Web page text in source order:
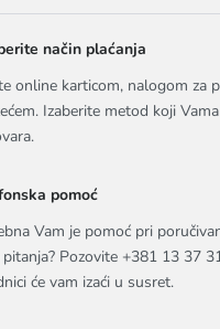
način plaćanja
online karticom, nalogom za
Izaberite metod koji
pomoć
Vam je pomoć pri
pitanja? Pozovite +381 13 37
će vam izaći u susret.